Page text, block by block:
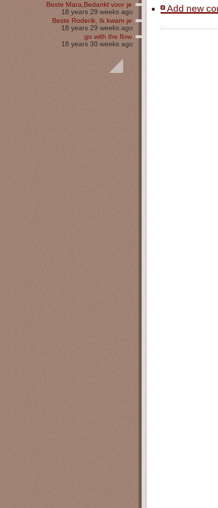
Add new
Beste Mara,Bedankt voor je
18 years 29 weeks ago
Beste Roderik, Ik kwam je
18 years 29 weeks ago
go with the flow
18 years 30 weeks ago